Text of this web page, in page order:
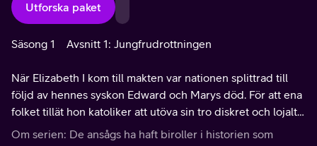
Utforska paket
Säsong 1 Avsnitt 1: Jungfrudrottningen
När Elizabeth I kom till makten var nationen splittrad till
följd av hennes syskon Edward och Marys död. För att ena
folket tillät hon katoliker att utöva sin tro diskret och lojalt,
trots att hon själv var protestant.
Om serien: De ansågs ha haft biroller i historien som